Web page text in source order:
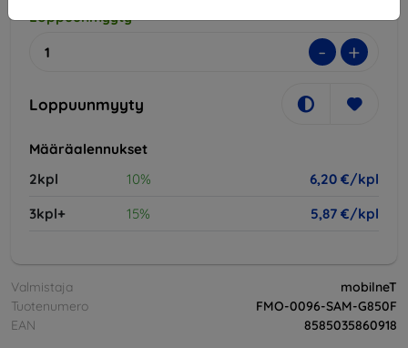
Loppuunmyyty
- +
Loppuunmyyty
Määräalennukset
2kpl
10%
6,20 €/kpl
3kpl+
15% 5,87 €/kpl
Valmistaja
mobilneT
Tuotenumero
FMO-0096-SAM-G850F
EAN
8585035860918